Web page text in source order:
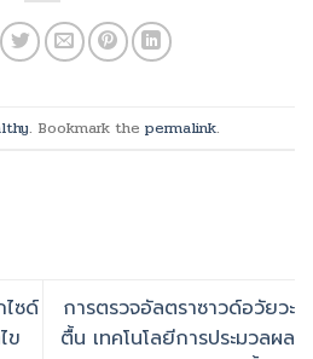
. Bookmark the permalink.
ซด์
ข
การตรวจอัลตราซาวด์อวัยวะ
ตื้น เทคโนโลยีการประมวลผล